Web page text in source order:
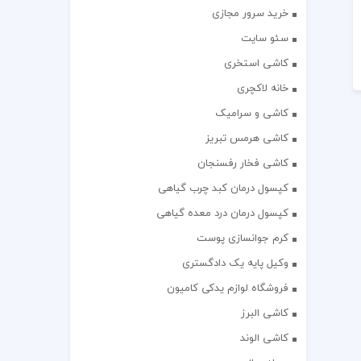
خرید سرور مجازی
سئو سایت
کاشی استخری
خانه لاکچری
کاشی و سرامیک
کاشی هرمس تبریز
کاشی فخار رفسنجان
کپسول درمان کبد چرب گیاهی
کپسول درمان درد معده گیاهی
کرم جوانسازی پوست
وکیل پایه یک دادگستری
فروشگاه لوازم یدکی کامیون
کاشی البرز
کاشی الوند